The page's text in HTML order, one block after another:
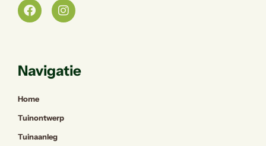
Navigatie
Home
Tuinontwerp
Tuinaanleg